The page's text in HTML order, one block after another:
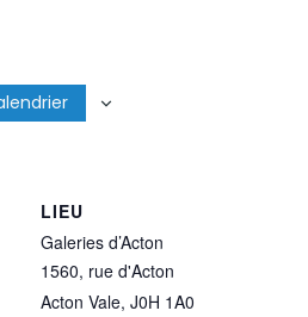
LIEU
Galeries d’Acton
1560, rue d'Acton
Acton Vale, J0H 1A0